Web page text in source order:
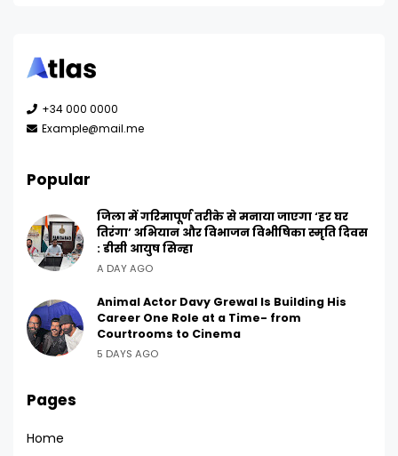
+34 000 0000
Example@mail.me
Popular
जिला में गरिमापूर्ण तरीके से मनाया जाएगा ‘हर घर
तिरंगा’ अभियान और विभाजन विभीषिका स्मृति दिवस
: डीसी आयुष सिन्हा
A DAY AGO
Animal Actor Davy Grewal Is Building His
Career One Role at a Time- from
Courtrooms to Cinema
5 DAYS AGO
Pages
Home